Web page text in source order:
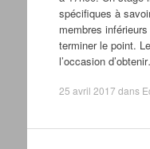
spécifiques à
membres
terminer le point.
l’occasion
25 avril 2017 dans